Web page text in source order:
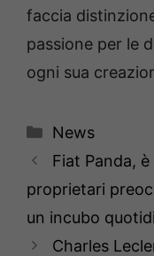
faccia
passione per le
ogni sua
Categorie
News
Fiat Panda,
proprietari
un incubo
Charles